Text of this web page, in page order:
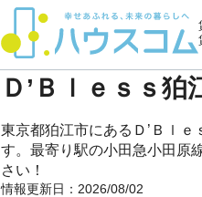
Ｄ’Ｂｌｅｓｓ
東京都狛江市にあるＤ’Ｂｌ
す。最寄り駅の小田急小田原
さい！
情報更新日： 2026/08/02